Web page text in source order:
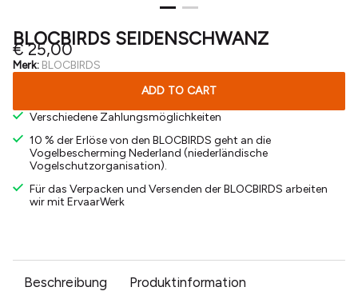
BLOCBIRDS SEIDENSCHWANZ
€ 25,00
Merk: BLOCBIRDS
ADD TO CART
Verschiedene Zahlungsmöglichkeiten
10 % der Erlöse von den BLOCBIRDS geht an die
Vogelbescherming Nederland (niederländische
Vogelschutzorganisation).
Für das Verpacken und Versenden der BLOCBIRDS arbeiten
wir mit ErvaarWerk
Beschreibung Produktinformation